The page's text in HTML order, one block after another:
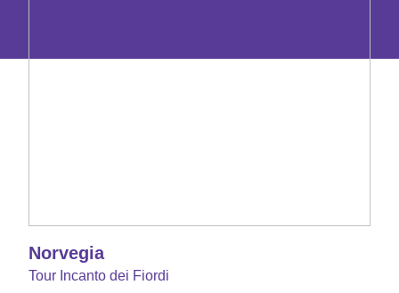
Norvegia
Tour Incanto dei Fiordi